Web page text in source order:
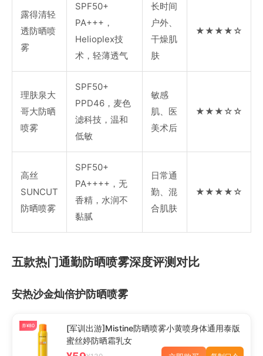
露得清轻
透防晒喷
雾
SPF50+
PA+++，
Helioplex技
术，轻薄透气
长时间
户外、
干燥肌
肤
★★★★☆
理肤泉大
哥大防晒
喷雾
SPF50+
PPD46，麦色
滤科技，温和
低敏
敏感
肌、医
美术后
★★★☆☆
高丝
SUNCUT
防晒喷雾
SPF50+
PA++++，无
香精，水润不
黏腻
日常通
勤、混
合肌肤
★★★★☆
五款热门通勤防晒喷雾深度评测对比
安热沙金灿倍护防晒喷雾
券¥80
[军训出游]Mistine防晒喷雾小黄喷身体通用泰版
蜜丝婷防晒霜乳女